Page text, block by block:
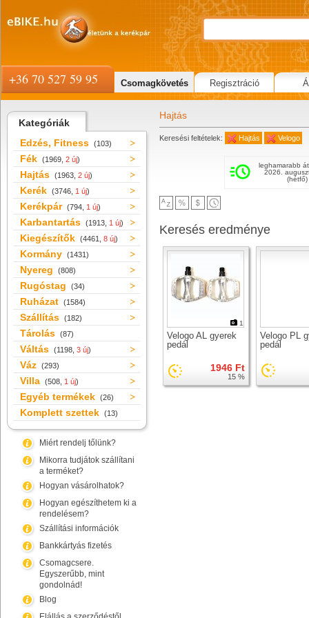
Kategóriák
Edzés, Fitness (103)
Fék (1969, 2 új)
Hajtás (1963, 2 új)
Kerék (3746, 1 új)
Kerékpár (794, 1 új)
Karbantartás (1913, 1 új)
Kiegészítők (4461, 8 új)
Kormány (1431)
Nyereg (808)
Rugóstag (34)
Ruházat (1584)
Szállítás (182)
Tárolás (87)
Váltás (1198, 3 új)
Váz (293)
Villa (508, 1 új)
Egyéb termékek (26)
Komplett szettek (13)
Miért rendelj tőlünk?
Mikorra tudjátok szállítani
a terméket?
Hogyan vásárolhatok?
Hogyan egészíthetem ki a
rendelésem?
Szállítási információk
Bankkártyás fizetés
Csomagcsere.
Egyszerűbb, mint
gondolnád!
Blog
Hajtás
Keresési feltételek: Hajtás Velogo
leghamarabb
2026.
(hétfő)
Keresés eredménye
1
Velogo AL gyerek
pedál
1946 Ft
15 %
Velogo PL
pedál
+36 70 527 59 95 Csomagkövetés Regisztráció